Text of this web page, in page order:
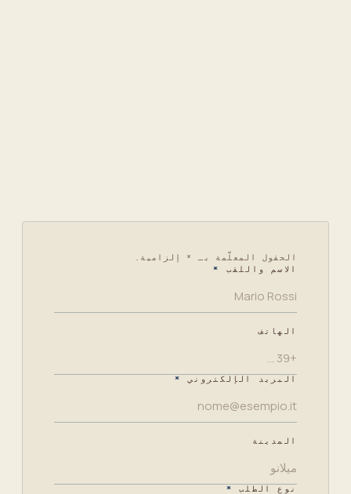
Leave
empty
الحقول المعلَّمة بـ * إلزامية.
الاسم واللقب *
الهاتف
البريد الإلكتروني *
المدينة
نوع الطلب*